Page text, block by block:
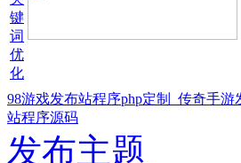
98游戏发布站程序php定制_传奇手
站程序源码
发布主题